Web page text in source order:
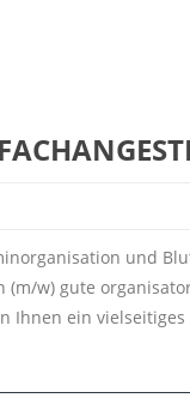
und
w) gute
Ihnen ein